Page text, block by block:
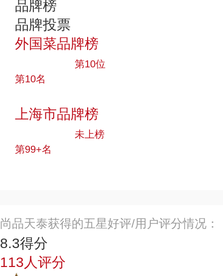
品牌榜
品牌投票
外国菜品牌榜
第10位
第10名
上海市品牌榜
未上榜
第99+名
尚品天泰获得的五星好评/用户评分情况：
8.3得分
113人评分